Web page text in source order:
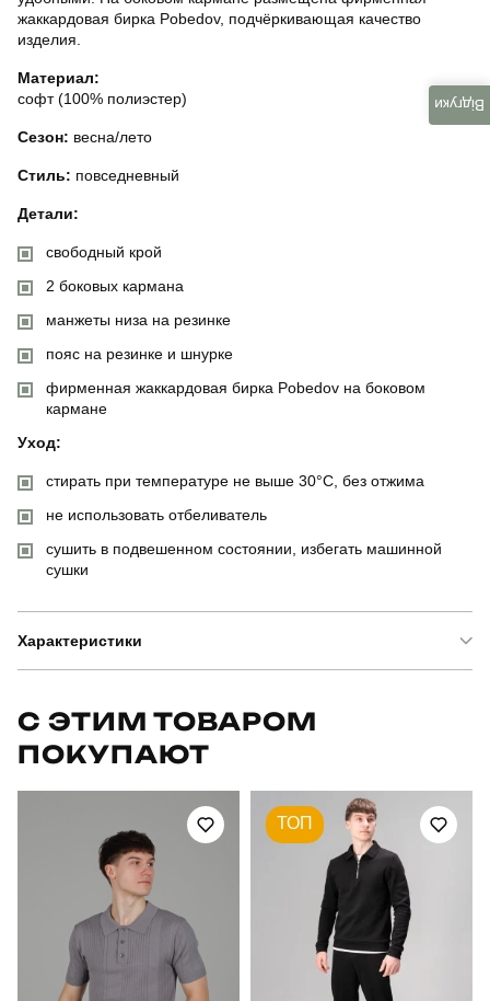
жаккардовая бирка Pobedov, подчёркивающая качество
изделия.
Материал:
софт (100% полиэстер)
Сезон: весна/лето
Стиль: повседневный
Детали:
свободный крой
2 боковых кармана
манжеты низа на резинке
пояс на резинке и шнурке
фирменная жаккардовая бирка Pobedov на боковом
кармане
Уход:
стирать при температуре не выше 30°C, без отжима
не использовать отбеливатель
сушить в подвешенном состоянии, избегать машинной
сушки
Характеристики
Модель
Призначення для повсякденного носіння
повсякденний
С ЭТИМ ТОВАРОМ
ПОКУПАЮТ
ТОП
Відгуки